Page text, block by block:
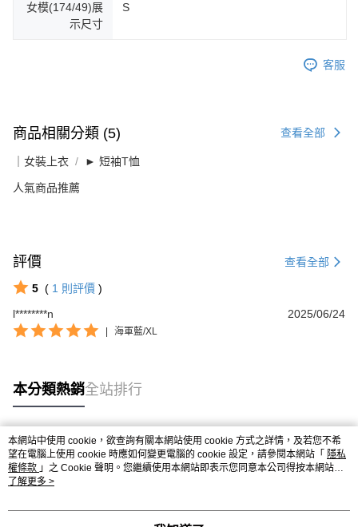
女模(174/49)展
示尺寸
S
客服
商品相關分類 (5) 查看全部
｜女裝上衣 ► 短袖T恤
人氣商品推薦
評價 查看全部
5 ( 1 則評價 )
l********n
2025/06/24
海軍藍/XL
本分類熱銷全站排行
熱門標籤
本網站中使用 cookie，欲查詢有關本網站使用 cookie 方式之詳情，及若您不希
望在電腦上使用 cookie 時應如何變更電腦的 cookie 設定，請參閱本網站「 隱私
權條款 」之 Cookie 聲明。您繼續使用本網站即表示您同意本公司得按本網站使
用條款之 Cookie 聲明使用 cookie。
了解更多 >